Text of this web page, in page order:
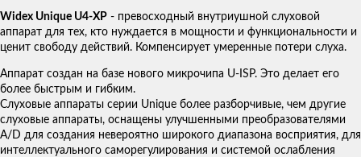
Widex Unique U4-XP - превосходный внутриушной слуховой
аппарат для тех, кто нуждается в мощности и функциональности и
ценит свободу действий. Компенсирует умеренные потери слуха.
Аппарат создан на базе нового микрочипа U-ISP. Это делает его
более быстрым и гибким.
Слуховые аппараты серии Unique более разборчивые, чем другие
слуховые аппараты, оснащены улучшенными преобразователями
A/D для создания невероятно широкого диапазона восприятия, для
интеллектуального саморегулирования и системой ослабления